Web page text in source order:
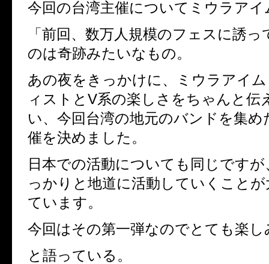
今回の台湾主催についてミウラアイ
「前回、数万人規模のフェスに誘
のは奇跡みたいなもの。
あの夜をきっかけに、ミウラアイ
ィストとV系の楽しさをちゃんと伝
い、今回台湾の地元のバンドを集
催を決めました。
日本での活動についても同じです
っかりと地道に活動していくこと
ています。
今回はその第一弾なのでとても楽し
と語っている。